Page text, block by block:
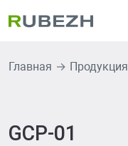
Главная Продукция
GCP-01